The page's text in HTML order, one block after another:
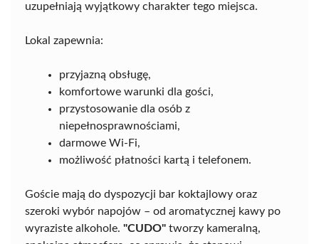
uzupełniają wyjątkowy charakter tego miejsca.
Lokal zapewnia:
przyjazną obsługę,
komfortowe warunki dla gości,
przystosowanie dla osób z
niepełnosprawnościami,
darmowe Wi-Fi,
możliwość płatności kartą i telefonem.
Goście mają do dyspozycji bar koktajlowy oraz
szeroki wybór napojów – od aromatycznej kawy po
wyraziste alkohole. "CUDO" tworzy kameralną,